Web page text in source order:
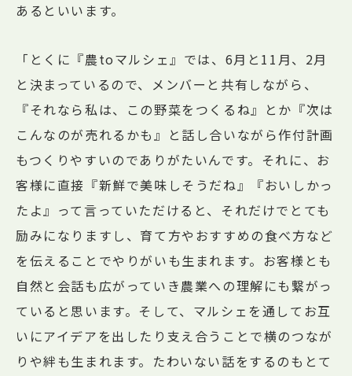
あるといいます。
「とくに『農toマルシェ』では、6月と11月、2月
と決まっているので、メンバーと共有しながら、
『それなら私は、この野菜をつくるね』とか『次は
こんなのが売れるかも』と話し合いながら作付計画
もつくりやすいのでありがたいんです。それに、お
客様に直接『新鮮で美味しそうだね』『おいしかっ
たよ』って言っていただけると、それだけでとても
励みになりますし、育て方やおすすめの食べ方など
を伝えることでやりがいも生まれます。お客様とも
自然と会話も広がっていき農業への理解にも繋がっ
ていると思います。そして、マルシェを通してお互
いにアイデアを出したり支え合うことで横のつなが
りや絆も生まれます。たわいない話をするのもとて